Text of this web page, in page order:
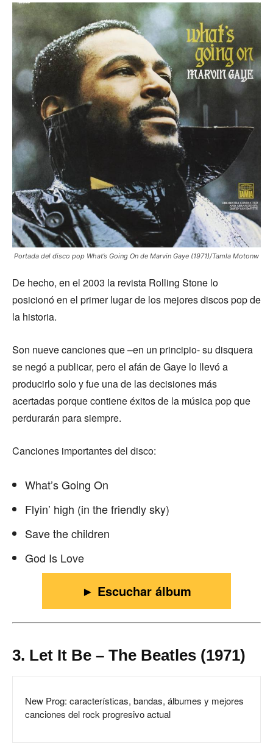
Portada del disco pop What’s Going On de Marvin Gaye (1971)/Tamla Motonw
De hecho, en el 2003 la revista Rolling Stone lo
posicionó en el primer lugar de los mejores discos pop de
la historia.
Son nueve canciones que –en un principio- su disquera
se negó a publicar, pero el afán de Gaye lo llevó a
producirlo solo y fue una de las decisiones más
acertadas porque contiene éxitos de la música pop que
perdurarán para siempre.
Canciones importantes del disco:
What’s Going On
Flyin’ high (in the friendly sky)
Save the children
God Is Love
► Escuchar álbum
3. Let It Be – The Beatles (1971)
New Prog: características, bandas, álbumes y mejores
canciones del rock progresivo actual